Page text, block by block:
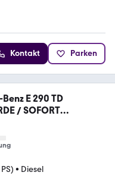
Kontakt Parken
E 290 TD
/ SOFORT
• Diesel